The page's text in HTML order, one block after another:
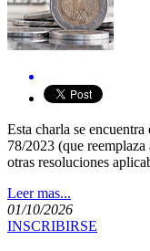
​Esta charla se
78/2023 (que
otras resoluciones
Leer mas...
01/10/2026
INSCRIBIRSE